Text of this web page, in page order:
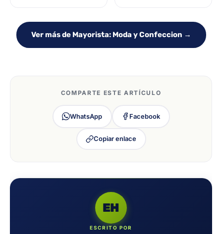
Ver más de Mayorista: Moda y Confeccion →
COMPARTE ESTE ARTÍCULO
WhatsApp Facebook
Copiar enlace
EH
ESCRITO POR